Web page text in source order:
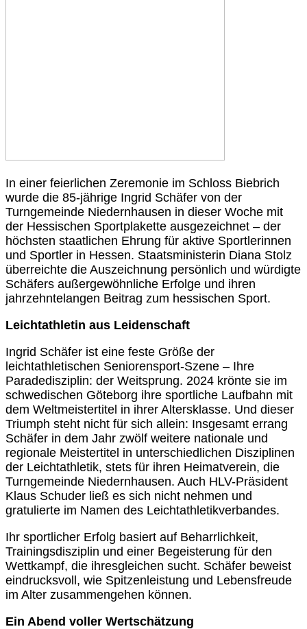
In einer feierlichen Zeremonie im Schloss Biebrich
wurde die 85-jährige Ingrid Schäfer von der
Turngemeinde Niedernhausen in dieser Woche mit
der Hessischen Sportplakette ausgezeichnet – der
höchsten staatlichen Ehrung für aktive Sportlerinnen
und Sportler in Hessen. Staatsministerin Diana Stolz
überreichte die Auszeichnung persönlich und würdigte
Schäfers außergewöhnliche Erfolge und ihren
jahrzehntelangen Beitrag zum hessischen Sport.
Leichtathletin aus Leidenschaft
Ingrid Schäfer ist eine feste Größe der
leichtathletischen Seniorensport-Szene – Ihre
Paradedisziplin: der Weitsprung. 2024 krönte sie im
schwedischen Göteborg ihre sportliche Laufbahn mit
dem Weltmeistertitel in ihrer Altersklasse. Und dieser
Triumph steht nicht für sich allein: Insgesamt errang
Schäfer in dem Jahr zwölf weitere nationale und
regionale Meistertitel in unterschiedlichen Disziplinen
der Leichtathletik, stets für ihren Heimatverein, die
Turngemeinde Niedernhausen. Auch HLV-Präsident
Klaus Schuder ließ es sich nicht nehmen und
gratulierte im Namen des Leichtathletikverbandes.
Ihr sportlicher Erfolg basiert auf Beharrlichkeit,
Trainingsdisziplin und einer Begeisterung für den
Wettkampf, die ihresgleichen sucht. Schäfer beweist
eindrucksvoll, wie Spitzenleistung und Lebensfreude
im Alter zusammengehen können.
Ein Abend voller Wertschätzung